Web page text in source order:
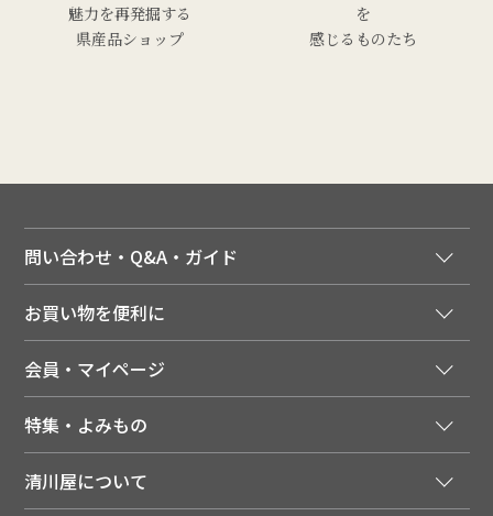
魅力を再発掘する
県産品ショップ
を
感じるものたち
問い合わせ・Q&A・ガイド
ご利用ガイド
領収書について
送料について
配達日について
返品について
お買い物を便利に
季節のカタログを無料でお届け
店舗・ECポイント共通アプリ
LINEお友だち登録
会員・マイページ
会員特典について
注文履歴
特集・よみもの
メディア掲載商品
清川屋について